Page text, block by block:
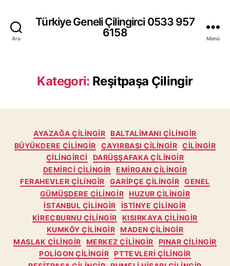
Ara
Türkiye Geneli Çilingirci 0533 957
6158
Menü
Kategori: Reşitpaşa Çilingir
Kategoriler
AYAZAĞA ÇILINGIR
BALTALIMANI ÇILINGIR
BÜYÜKDERE ÇILINGIR
ÇAYIRBAŞI ÇILINGIR ÇILINGIR
ÇILINGIRCI
DARÜŞŞAFAKA ÇILINGIR
DEMIRCI ÇILINGIR
EMIRGAN ÇILINGIR
FERAHEVLER ÇILINGIR
GARIPÇE ÇILINGIR
GENEL
GÜMÜŞDERE ÇILINGIR HUZUR ÇILINGIR
İSTANBUL ÇILINGIR
İSTINYE ÇILINGIR
KIREÇBURNU ÇILINGIR
KISIRKAYA ÇILINGIR
KUMKÖY ÇILINGIR
MADEN ÇILINGIR
MASLAK ÇILINGIR
MERKEZ ÇILINGIR
PINAR ÇILINGIR
POLIGON ÇILINGIR
PTTEVLERI ÇILINGIR